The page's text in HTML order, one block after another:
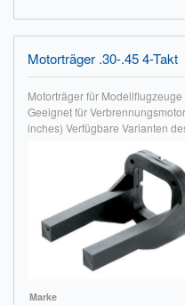
Motorträger .30-.45 4-Takt
Motorträger für
Geeignet für
inches) Verfügbare Varianten
Marke